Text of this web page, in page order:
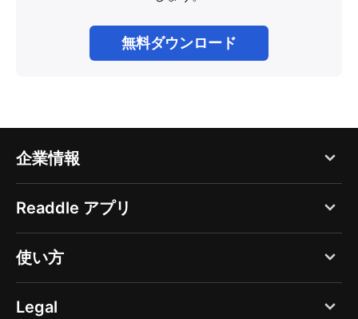
無料ダウンロード
企業情報
ブログ
Readdle について
採用
Readdle アプリ
PDF Expert
Documents
Spark
使い方
ファイルの閲覧
Legal